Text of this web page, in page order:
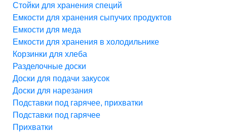
Стойки для хранения специй
Емкости для хранения сыпучих продуктов
Емкости для меда
Емкости для хранения в холодильнике
Корзинки для хлеба
Разделочные доски
Доски для подачи закусок
Доски для нарезания
Подставки под гарячее, прихватки
Подставки под гарячее
Прихватки